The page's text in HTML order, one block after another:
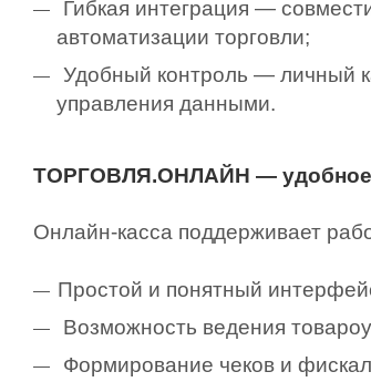
Гибкая интеграция —
автоматизации торговли;
Удобный контроль — личный
управления данными.
ТОРГОВЛЯ.ОНЛАЙН — удобное
Онлайн-касса поддерживает
Простой и понятный
Возможность ведения
Формирование чеков и